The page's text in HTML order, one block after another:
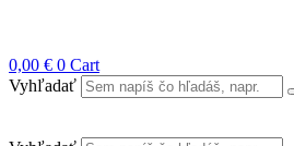
0,00 € 0 Cart
Vyhľadať